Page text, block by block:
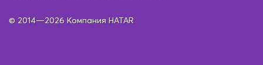
© 2014—2026 Компания HATAR